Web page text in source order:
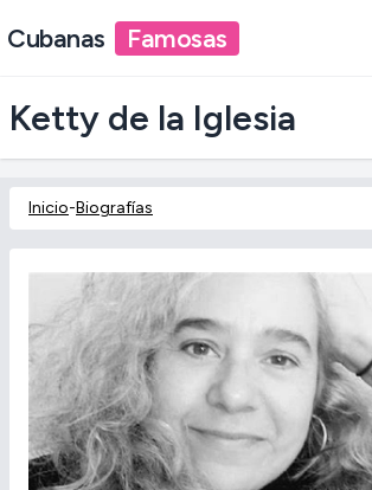
Cubanas Famosas
Ketty de la Iglesia
Inicio-Biografías